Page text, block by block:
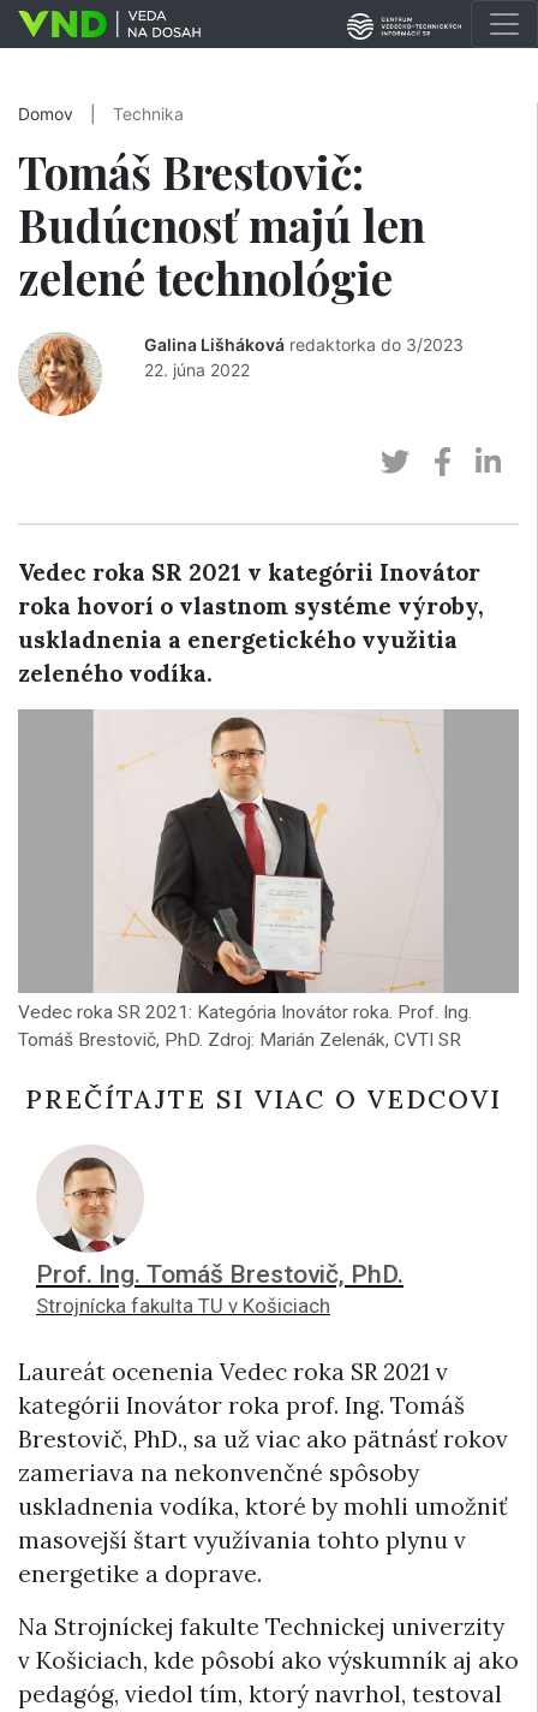
Domov Technika
Tomáš Brestovič:
Budúcnosť majú len
zelené technológie
Galina Lišháková redaktorka do 3/2023
22. júna 2022
Vedec roka SR 2021 v kategórii Inovátor
roka hovorí o vlastnom systéme výroby,
uskladnenia a energetického využitia
zeleného vodíka.
Vedec roka SR 2021: Kategória Inovátor roka. Prof. Ing.
Tomáš Brestovič, PhD. Zdroj: Marián Zelenák, CVTI SR
PREČÍTAJTE SI VIAC O VEDCOVI
Prof. Ing. Tomáš Brestovič, PhD.
Strojnícka fakulta TU v Košiciach
Laureát ocenenia Vedec roka SR 2021 v
kategórii Inovátor roka prof. Ing. Tomáš
Brestovič, PhD., sa už viac ako pätnásť rokov
zameriava na nekonvenčné spôsoby
uskladnenia vodíka, ktoré by mohli umožniť
masovejší štart využívania tohto plynu v
energetike a doprave.
Na Strojníckej fakulte Technickej univerzity
v Košiciach, kde pôsobí ako výskumník aj ako
pedagóg, viedol tím, ktorý navrhol, testoval